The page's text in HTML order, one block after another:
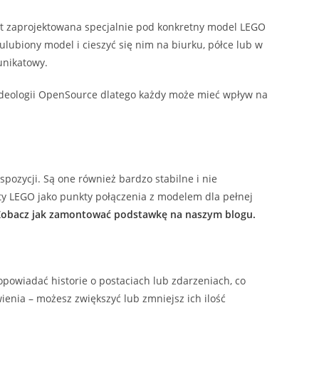
specjalnie pod konkretny model LEGO
model i cieszyć się nim na biurku, półce lub w
OpenSource dlatego każdy może mieć wpływ na
Są one również bardzo stabilne i nie
jako punkty połączenia z modelem dla pełnej
jak zamontować podstawkę na naszym blogu.
historie o postaciach lub zdarzeniach, co
– możesz zwiększyć lub zmniejsz ich ilość